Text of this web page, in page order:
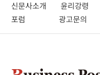
신문사소개 윤리강령
포럼
광고문의